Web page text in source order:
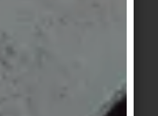
imposante optische
ein lebendiges
überwiegend liegend
hergestellt.